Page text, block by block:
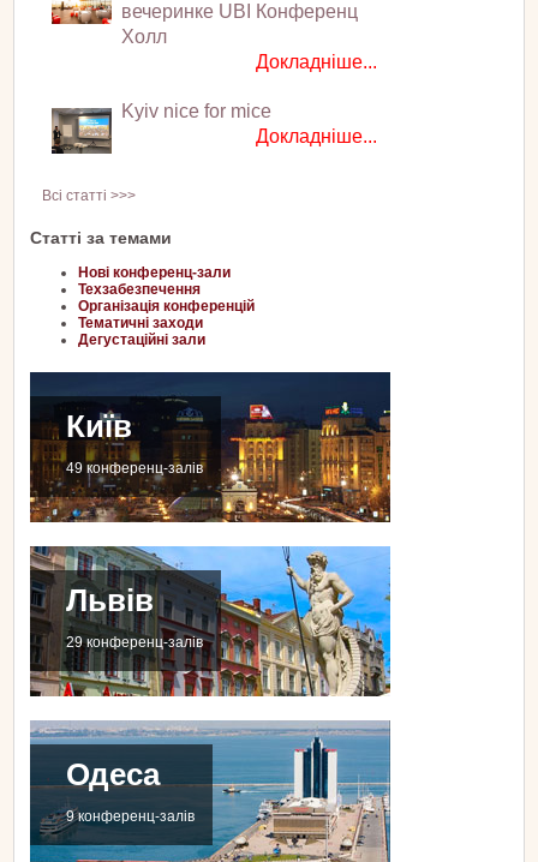
вечеринке UBI Конференц
Холл
Докладніше...
Kyiv nice for mice
Докладніше...
Всі статті >>>
Статті за темами
Нові конференц-зали
Техзабезпечення
Організація конференцій
Тематичні заходи
Дегустаційні зали
Київ
49 конференц-залів
Львів
29 конференц-залів
Одеса
9 конференц-залів